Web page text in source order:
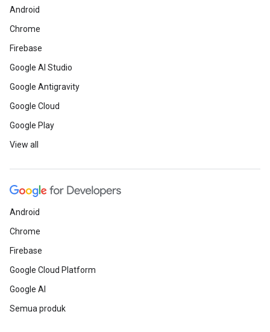
Android
Chrome
Firebase
Google AI Studio
Google Antigravity
Google Cloud
Google Play
View all
Android
Chrome
Firebase
Google Cloud Platform
Google AI
Semua produk